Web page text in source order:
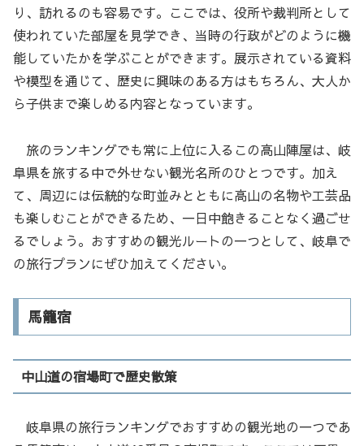
り、訪れるのも容易です。ここでは、役所や裁判所として
使われていた部屋を見学でき、当時の行政がどのように機
能していたかを学ぶことができます。展示されている資料
や模型を通じて、歴史に興味のある方はもちろん、大人か
ら子供まで楽しめる内容となっています。
旅のランキングでも常に上位に入るこの高山陣屋は、岐
阜県を旅する中で外せない観光名所のひとつです。加え
て、周辺には伝統的な町並みとともに高山の名物や工芸品
も楽しむことができるため、一日中飽きることなく過ごせ
るでしょう。おすすめの観光ルートの一つとして、岐阜で
の旅行プランにぜひ加えてください。
馬籠宿
中山道の宿場町で歴史散策
岐阜県の旅行ランキングでおすすめの観光地の一つであ